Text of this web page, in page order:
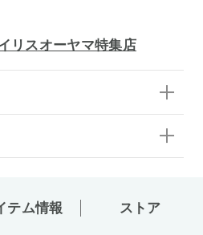
リスオーヤマ特集店
テム情報 ストア